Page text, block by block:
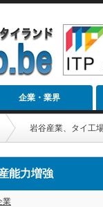
企業・業界
岩谷産業、タイ工
能力増強
業